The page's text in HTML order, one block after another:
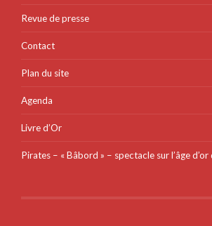
Revue de presse
Contact
Plan du site
Agenda
Livre d’Or
Pirates – « Bâbord » – spectacle sur l’âge